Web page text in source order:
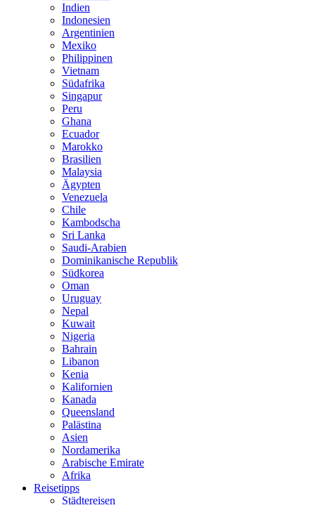
Indien
Indonesien
Argentinien
Mexiko
Philippinen
Vietnam
Südafrika
Singapur
Peru
Ghana
Ecuador
Marokko
Brasilien
Malaysia
Ägypten
Venezuela
Chile
Kambodscha
Sri Lanka
Saudi-Arabien
Dominikanische Republik
Südkorea
Oman
Uruguay
Nepal
Kuwait
Nigeria
Bahrain
Libanon
Kenia
Kalifornien
Kanada
Queensland
Palästina
Asien
Nordamerika
Arabische Emirate
Afrika
Reisetipps
Städtereisen